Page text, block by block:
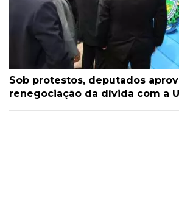
Sob protestos, deputados
renegociação da dívida com a